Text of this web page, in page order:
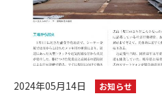
2024年05月14日 お知らせ